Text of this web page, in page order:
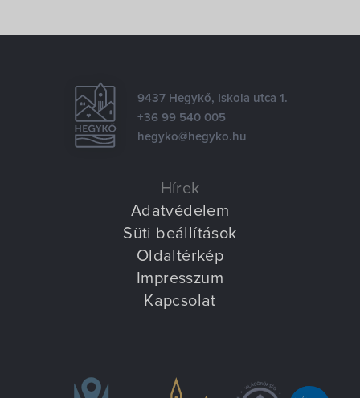
Közérdekű adatok
Pályázatok
9437 Hegykő, Iskola utca 1.
+36 99 540 005
hegyko@hegyko.hu
Hírek
Adatvédelem
Süti beállítások
Oldaltérkép
Impresszum
Kapcsolat